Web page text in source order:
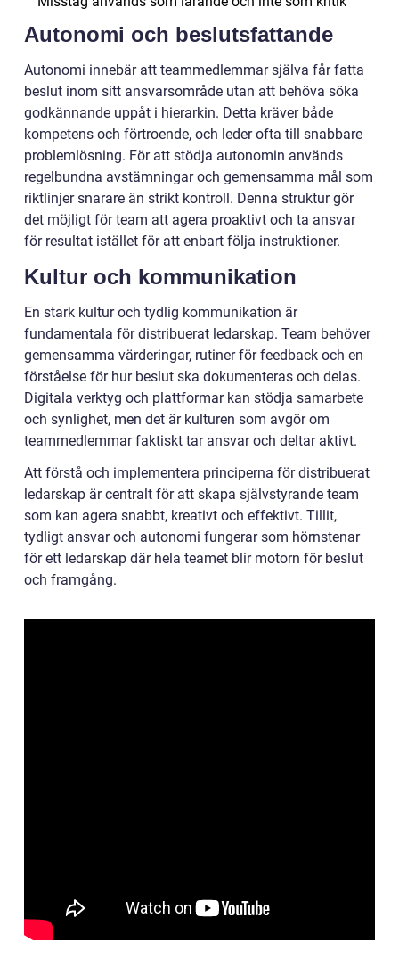
Autonomi och beslutsfattande
Autonomi innebär att teammedlemmar själva får fatta
beslut inom sitt ansvarsområde utan att behöva söka
godkännande uppåt i hierarkin. Detta kräver både
kompetens och förtroende, och leder ofta till snabbare
problemlösning. För att stödja autonomin används
regelbundna avstämningar och gemensamma mål som
riktlinjer snarare än strikt kontroll. Denna struktur gör
det möjligt för team att agera proaktivt och ta ansvar
för resultat istället för att enbart följa instruktioner.
Kultur och kommunikation
En stark kultur och tydlig kommunikation är
fundamentala för distribuerat ledarskap. Team behöver
gemensamma värderingar, rutiner för feedback och en
förståelse för hur beslut ska dokumenteras och delas.
Digitala verktyg och plattformar kan stödja samarbete
och synlighet, men det är kulturen som avgör om
teammedlemmar faktiskt tar ansvar och deltar aktivt.
Att förstå och implementera principerna för distribuerat
ledarskap är centralt för att skapa självstyrande team
som kan agera snabbt, kreativt och effektivt. Tillit,
tydligt ansvar och autonomi fungerar som hörnstenar
för ett ledarskap där hela teamet blir motorn för beslut
och framgång.